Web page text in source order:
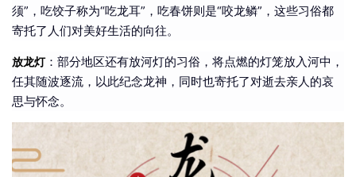
须”，吃饺子称为“吃龙耳”，吃春饼则是“咬龙鳞”，这些习俗都
寄托了人们对美好生活的向往。
放龙灯：部分地区还有放河灯的习俗，将点燃的灯笼放入河中，
任其随波逐流，以此纪念龙神，同时也寄托了对逝去亲人的哀
思与怀念。